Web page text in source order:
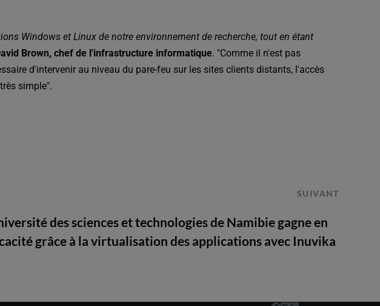
Windows et Linux de notre environnement de recherche, tout en étant
Brown, chef de l'infrastructure informatique. "Comme il n'est pas
d'intervenir au niveau du pare-feu sur les sites clients distants, l'accès
simple".
SUIVANT
des sciences et technologies de Namibie gagne en
grâce à la virtualisation des applications avec Inuvika